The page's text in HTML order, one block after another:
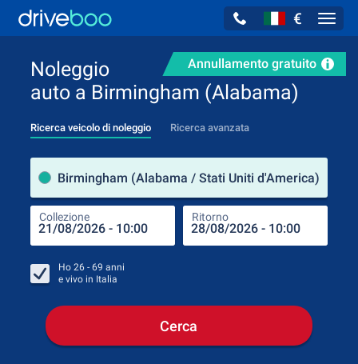
€
Annullamento gratuito
Noleggio
auto a Birmingham (Alabama)
Ricerca veicolo di noleggio Ricerca avanzata
Birmingham (Alabama / Stati Uniti d'America)
Collezione Ritorno
Ho 26 - 69 anni
e vivo in Italia
Cerca